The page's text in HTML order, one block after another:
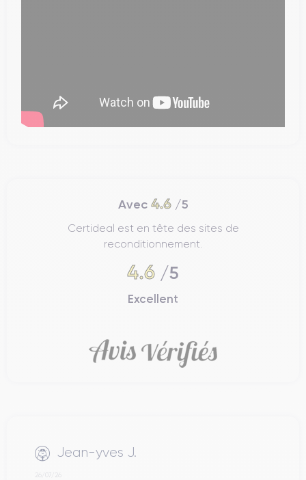
Avec 4.6/5
Certideal est en tête des sites de
reconditionnement.
4.6 /5
Excellent
Jean-yves J.
26/07/26